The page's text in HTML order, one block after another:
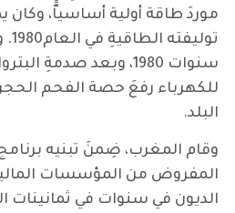
سنوات 1980، وبعد صدمةِ
للكهرباء رفعَ حصة الفحم
البلد.
وقام المغرب، ضِمنَ تبنيه
المفروض من المؤسسات المالية
الديون في سنوات في ثمانينات